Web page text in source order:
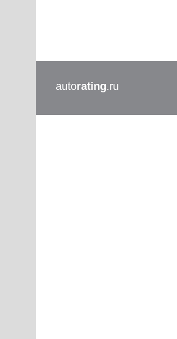
autorating.ru